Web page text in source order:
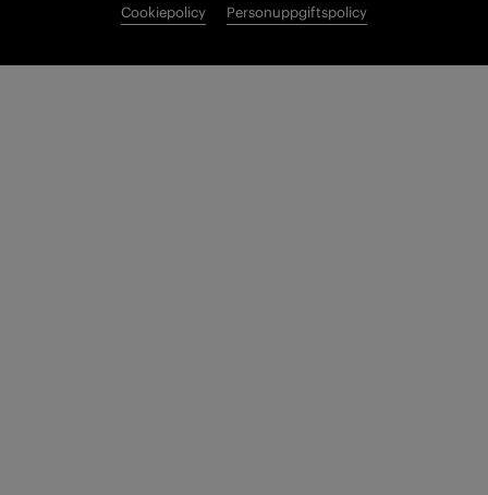
Cookiepolicy
Personuppgiftspolicy